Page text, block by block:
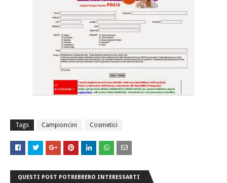
Tags Campioncini Cosmetici
QUESTI POST POTREBBERO INTERESSARTI